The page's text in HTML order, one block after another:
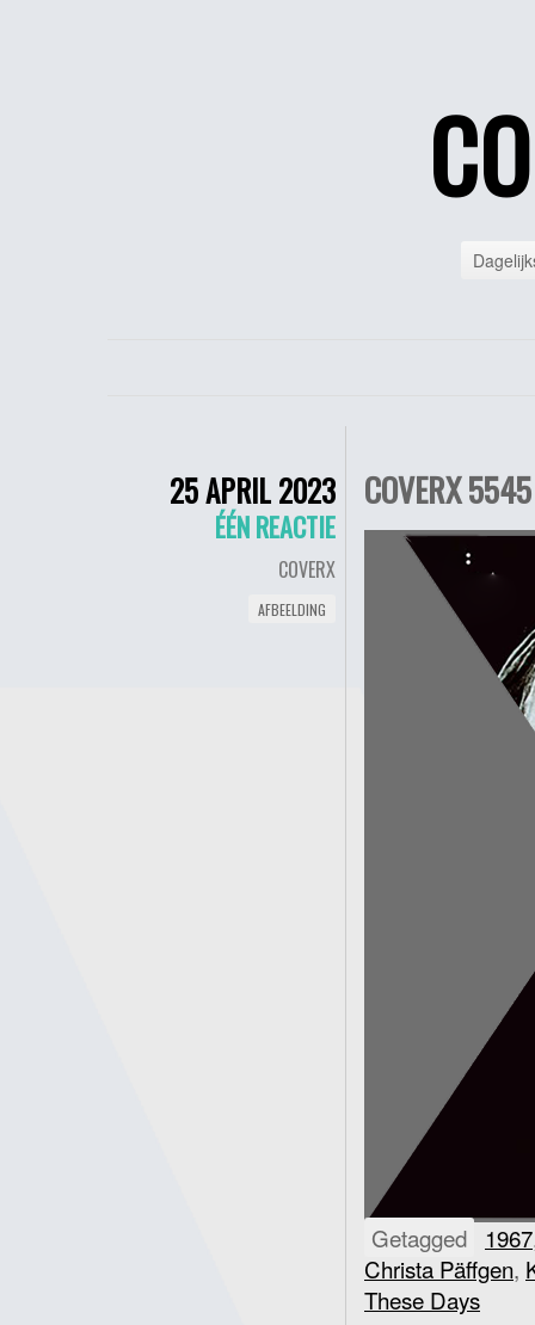
25 APRIL 2023
ÉÉN REACTIE
COVERX
AFBEELDING
COVERX
Getagged 1967
Christa Päffgen,
These Days